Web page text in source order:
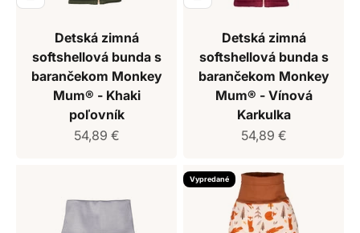
Detská zimná
softshellová bunda s
barančekom Monkey
Mum® - Khaki
poľovník
Predajná cena
54,89 €
Detská zimná
softshellová bunda s
barančekom Monkey
Mum® - Vínová
Karkulka
Predajná cena
54,89 €
Vypredané